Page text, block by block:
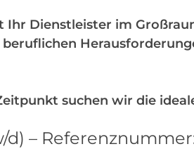
Ihr Dienstleister im
suchen wir die
– Referenznummer: